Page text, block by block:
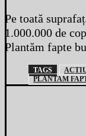
Pe toată
1.000.000 de
Plantăm fapte
TAGS
PLANTAM